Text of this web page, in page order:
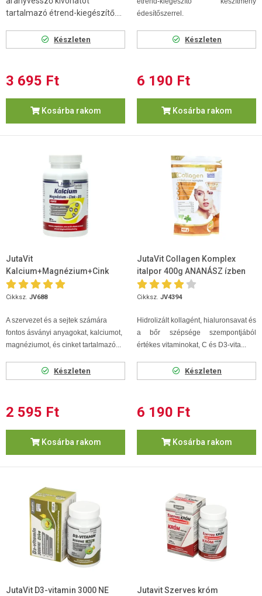
tartalmazó étrend-kiegészítő....
Készleten
3 695 Ft
Kosárba rakom
édesítőszerrel.
Készleten
6 190 Ft
Kosárba rakom
JutaVit
Kalcium+Magnézium+Cink
Forte 90 db
Cikksz. JV688
A szervezet és a sejtek számára
fontos ásványi anyagokat, kalciumot,
magnéziumot, és cinket tartalmazó...
Készleten
2 595 Ft
Kosárba rakom
JutaVit Collagen Komplex
italpor 400g ANANÁSZ ízben
Cikksz. JV4394
Hidrolizált kollagént, hialuronsavat és
a bőr szépsége szempontjából
értékes vitaminokat, C és D3-vita...
Készleten
6 190 Ft
Kosárba rakom
JutaVit D3-vitamin 3000 NE
Jutavit Szerves króm